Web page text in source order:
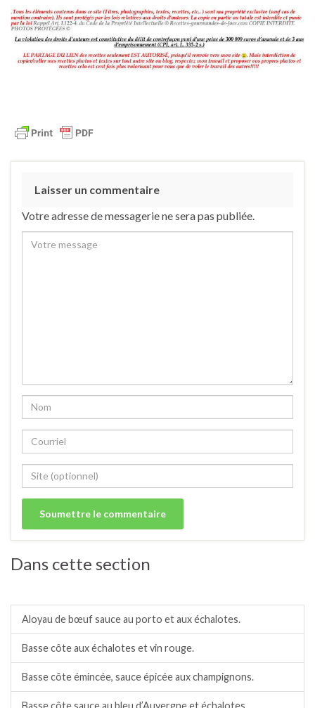
Laisser un commentaire
Votre adresse de messagerie ne sera pas publiée.
Dans cette section
Aloyau de bœuf sauce au porto et aux échalotes.
Basse côte aux échalotes et vin rouge.
Basse côte émincée, sauce épicée aux champignons.
Basse côte sauce au bleu d’Auvergne et échalotes.